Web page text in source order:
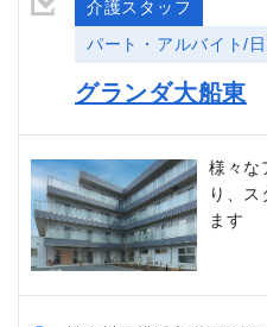
介護スタッフ
パート・アルバイト/
グランダ大船東
様々な
り、
ます